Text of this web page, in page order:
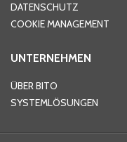
Telefon
DATENSCHUTZ
COOKIE MANAGEMENT
UNTERNEHMEN
ÜBER BITO
SYSTEMLÖSUNGEN